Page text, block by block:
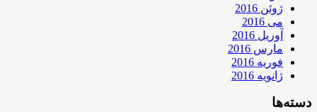
ژوئن 2016
می 2016
آوریل 2016
مارس 2016
فوریه 2016
ژانویه 2016
دسته‌ها